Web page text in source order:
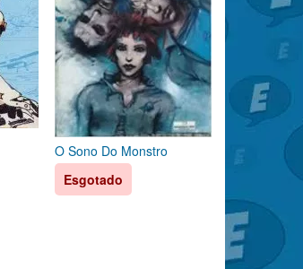
O Sono Do Monstro
Esgotado